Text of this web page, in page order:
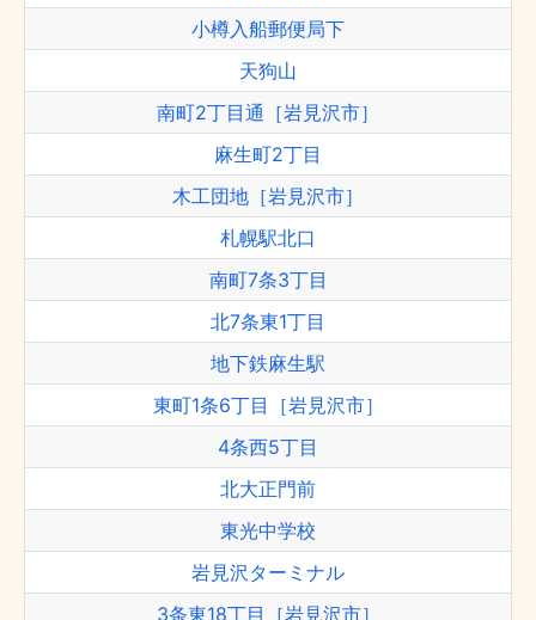
小樽入船郵便局下
天狗山
南町2丁目通［岩見沢市］
麻生町2丁目
木工団地［岩見沢市］
札幌駅北口
南町7条3丁目
北7条東1丁目
地下鉄麻生駅
東町1条6丁目［岩見沢市］
4条西5丁目
北大正門前
東光中学校
岩見沢ターミナル
3条東18丁目［岩見沢市］